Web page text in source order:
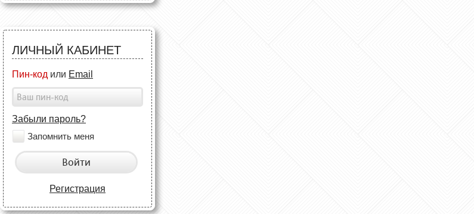
ЛИЧНЫЙ КАБИНЕТ
Пин-код или Email
Забыли пароль?
Запомнить меня
Войти
Регистрация